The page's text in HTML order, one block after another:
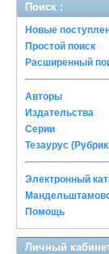
Поиск :
Новые
Простой поиск
Расширенный
Авторы
Издательства
Серии
Тезаурус
Электронный
Помощь
Личный